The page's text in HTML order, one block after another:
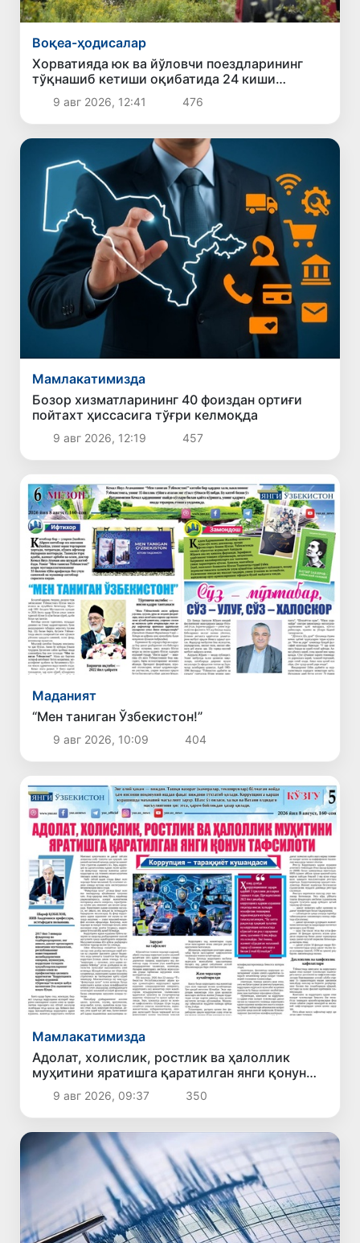
Воқеа-ҳодисалар
Хорватияда юк ва йўловчи поездларининг
тўқнашиб кетиши оқибатида 24 киши
жабрланди
9 авг 2026, 12:41 476
Мамлакатимизда
Бозор хизматларининг 40 фоиздан ортиғи
пойтахт ҳиссасига тўғри келмоқда
9 авг 2026, 12:19 457
Маданият
“Мен таниган Ўзбекистон!”
9 авг 2026, 10:09 404
Мамлакатимизда
Адолат, холислик, ростлик ва ҳалоллик
муҳитини яратишга қаратилган янги қонун
тафсилоти
9 авг 2026, 09:37 350